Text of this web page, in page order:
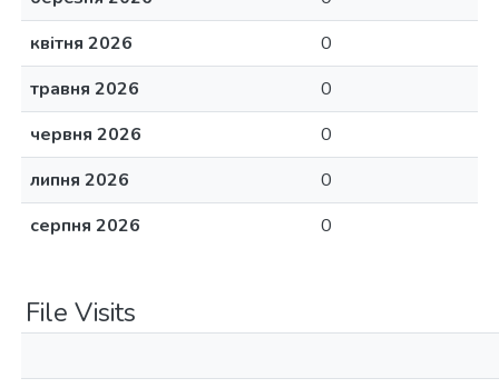
квітня 2026
0
травня 2026
0
червня 2026
0
липня 2026
0
серпня 2026
0
File Visits